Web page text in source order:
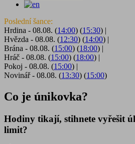
Poslední šance:
Hrdina - 08.08. (14:00) (15:30) |
Hvězda - 08.08. (12:30) (14:00) |
Brána - 08.08. (15:00) (18:00) |
Hráč - 08.08. (15:00) (18:00) |
Pokoj - 08.08. (15:00) |
Novinář - 08.08. (13:30) (15:00)
Co je únikovka?
Hodiny tikají, stihnete vyřešit
limit?